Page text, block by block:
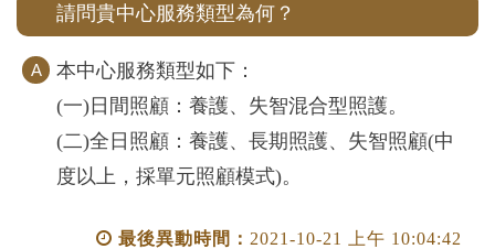
請問貴中心服務類型為何？
本中心服務類型如下：
(一)日間照顧：養護、失智混合型照護。
(二)全日照顧：養護、長期照護、失智照顧(中
度以上，採單元照顧模式)。
最後異動時間： 2021-10-21 上午 10:04:42